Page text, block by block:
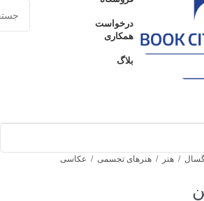
درخواست
همکاری
بلاگ
/ هنر / هنرهای تجسمی / عکاسی